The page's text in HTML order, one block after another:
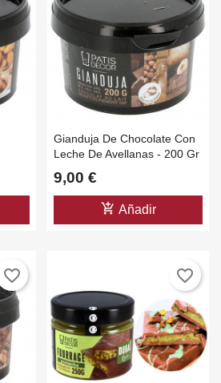
de deseos ×
deseos ×
×
((modalDeleteText))
×
guardar productos en su lista de
Cancelar Iniciar sesión
Gianduja De Chocolate Con
Leche De Avellanas - 200 Gr
9,00 €
add_shopping_cart Añadir
favorite_border favorite_border